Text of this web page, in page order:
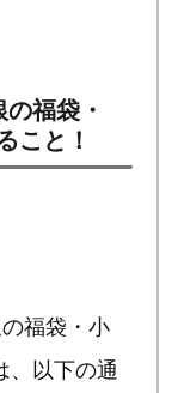
福袋・
こと！
福袋・小
、以下の通